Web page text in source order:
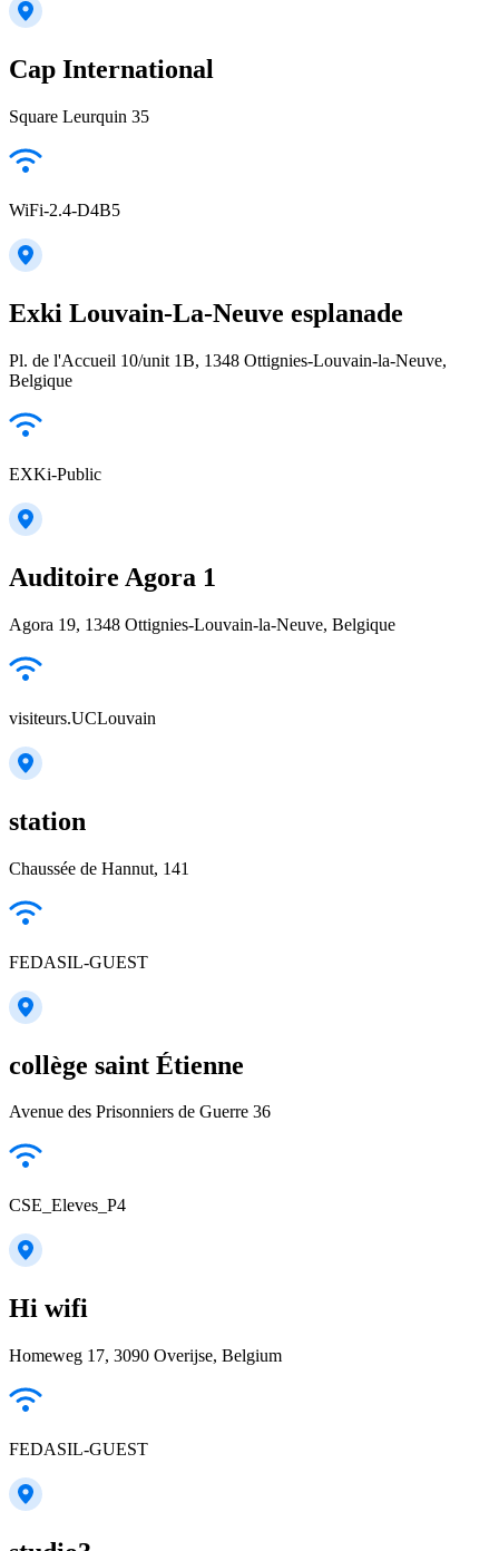
Cap International
Square Leurquin 35
WiFi-2.4-D4B5
Exki Louvain-La-Neuve esplanade
Pl. de l'Accueil 10/unit 1B, 1348 Ottignies-Louvain-la-Neuve,
Belgique
EXKi-Public
Auditoire Agora 1
Agora 19, 1348 Ottignies-Louvain-la-Neuve, Belgique
visiteurs.UCLouvain
station
Chaussée de Hannut, 141
FEDASIL-GUEST
collège saint Étienne
Avenue des Prisonniers de Guerre 36
CSE_Eleves_P4
Hi wifi
Homeweg 17, 3090 Overijse, Belgium
FEDASIL-GUEST